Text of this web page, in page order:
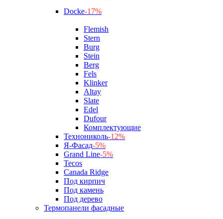
Docke-17%
Flemish
Stern
Burg
Stein
Berg
Fels
Klinker
Altay
Slate
Edel
Dufour
Комплектующие
Технониколь-12%
Я-Фасад-5%
Grand Line-5%
Tecos
Canada Ridge
Под кирпич
Под камень
Под дерево
Термопанели фасадные